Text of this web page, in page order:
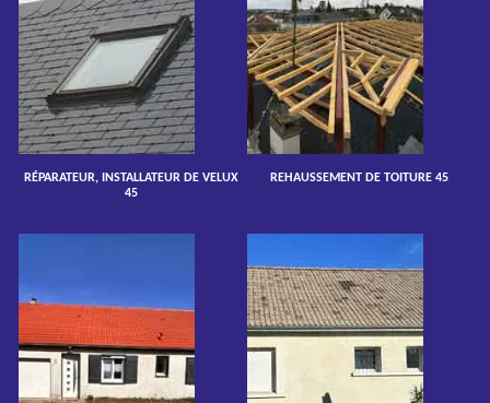
RÉPARATEUR, INSTALLATEUR DE VELUX
45
REHAUSSEMENT DE TOITURE 45